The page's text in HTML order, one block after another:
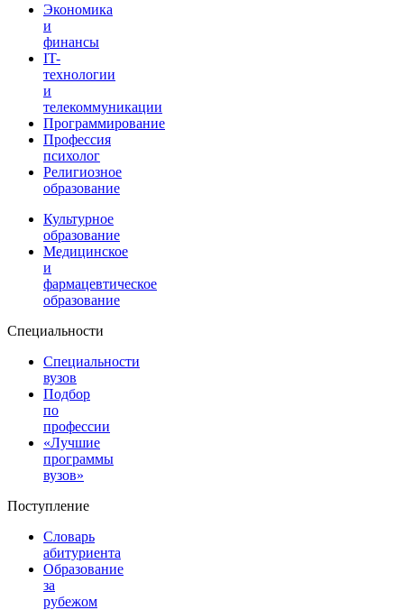
Экономика
и
финансы
IT-
технологии
и
телекоммуникации
Программирование
Профессия
психолог
Религиозное
образование
Культурное
образование
Медицинское
и
фармацевтическое
образование
Специальности
Специальности
вузов
Подбор
по
профессии
«Лучшие
программы
вузов»
Поступление
Словарь
абитуриента
Образование
за
рубежом